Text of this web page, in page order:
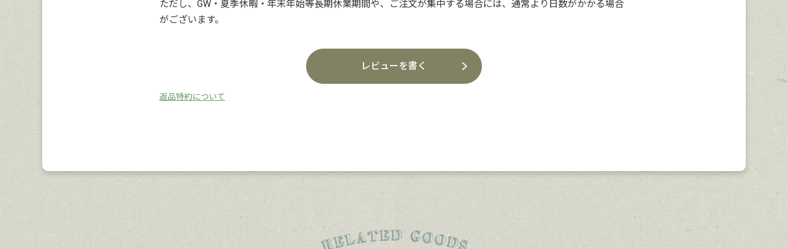
ただし、GW・夏季休暇・年末年始等長期休業期間や、ご注文が集中する場合には、通常より日数がかかる場合
がございます。
レビューを書く
返品特約について